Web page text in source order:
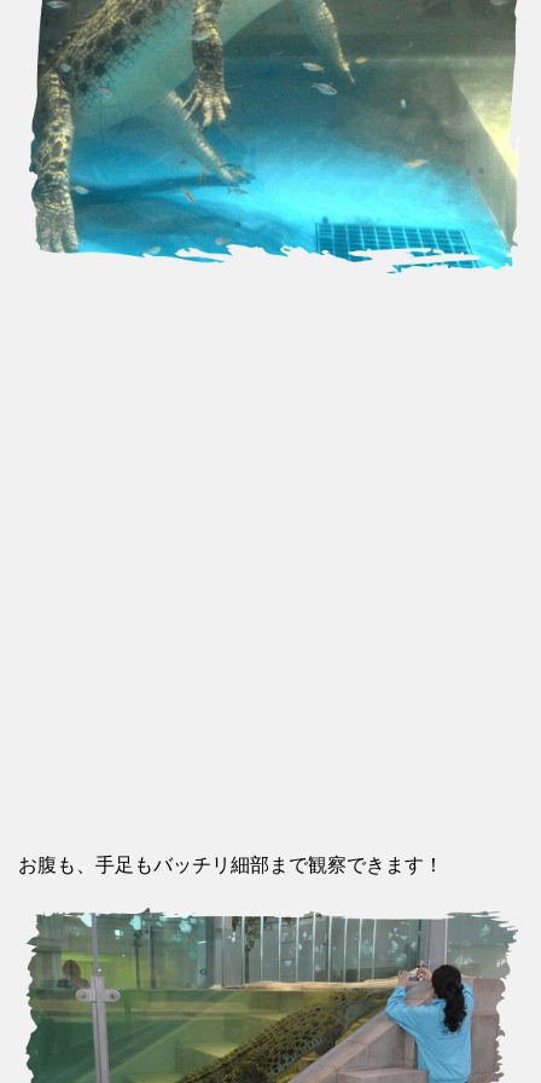
お腹も、手足もバッチリ細部まで観察できます！